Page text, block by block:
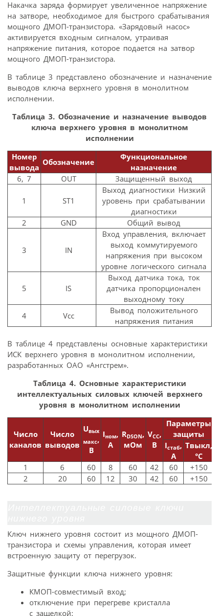
Накачка заряда формирует увеличенное напряжение
на затворе, необходимое для быстрого срабатывания
мощного ДМОП-транзистора. «Зарядовый насос»
активируется входным сигналом, утраивая
напряжение питания, которое подается на затвор
мощного ДМОП-транзистора.
В таблице 3 представлено обозначение и назначение
выводов ключа верхнего уровня в монолитном
исполнении.
Таблица 3. Обозначение и назначение выводов
ключа верхнего уровня в монолитном
исполнении
Номер
вывода
Обозначение
Функциональное
назначение
6, 7
OUT Защищенный выход
1 ST1
Выход диагностики Низкий
уровень при срабатывании
диагностики
2
GND Общий вывод
3 IN
Вход управления, включает
выход коммутируемого
напряжения при высоком
уровне логического сигнала
5 IS
Выход датчика тока, ток
датчика пропорционален
выходному току
4
Vcc
Вывод положительного
напряжения питания
В таблице 4 представлены основные характеристики
ИСК верхнего уровня в монолитном исполнении,
разработанных ОАО «Ангстрем».
Таблица 4. Основные характеристики
интеллектуальных силовых ключей верхнего
уровня в монолитном исполнении
Число
каналов
Число
выводов
Uвых
макс,
В
Iном,
А
RDSON,
мОм
VСС,
В
Параметры
защиты
Iстаб,
А
Tвыкл,
°C
1
6 60 8 60 42 60
+150
2
20 60 12 30 42 60 +150
Ключ нижнего уровня состоит из мощного ДМОП-
транзистора и схемы управления, которая имеет
встроенную защиту от перегрузок.
Защитные функции ключа нижнего уровня:
КМОП-совместимый вход;
отключение при перегреве кристалла
с защелкой;